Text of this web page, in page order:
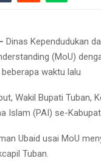
Dinas Kependudukan
(MoU)
waktu lalu
Wakil Bupati Tuban,
Islam (PAI) se-
Ubaid usai MoU
Tuban.